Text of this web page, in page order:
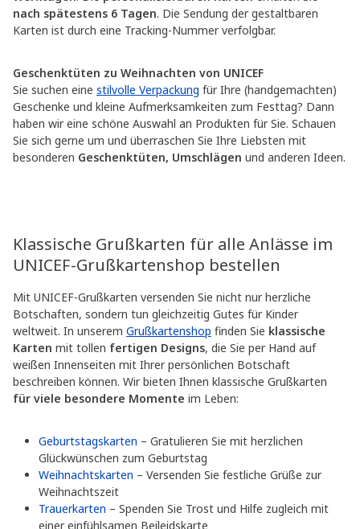
nach spätestens 6 Tagen. Die Sendung der gestaltbaren
Karten ist durch eine Tracking-Nummer verfolgbar.
Geschenktüten zu Weihnachten von UNICEF
Sie suchen eine stilvolle Verpackung für Ihre (handgemachten)
Geschenke und kleine Aufmerksamkeiten zum Festtag? Dann
haben wir eine schöne Auswahl an Produkten für Sie. Schauen
Sie sich gerne um und überraschen Sie Ihre Liebsten mit
besonderen Geschenktüten, Umschlägen und anderen Ideen.
Klassische Grußkarten für alle Anlässe im
UNICEF-Grußkartenshop bestellen
Mit UNICEF-Grußkarten versenden Sie nicht nur herzliche
Botschaften, sondern tun gleichzeitig Gutes für Kinder
weltweit. In unserem Grußkartenshop finden Sie klassische
Karten mit tollen fertigen Designs, die Sie per Hand auf
weißen Innenseiten mit Ihrer persönlichen Botschaft
beschreiben können. Wir bieten Ihnen klassische Grußkarten
für viele besondere Momente im Leben:
Geburtstagskarten – Gratulieren Sie mit herzlichen
Glückwünschen zum Geburtstag
Weihnachtskarten – Versenden Sie festliche Grüße zur
Weihnachtszeit
Trauerkarten – Spenden Sie Trost und Hilfe zugleich mit
einer einfühlsamen Beileidskarte